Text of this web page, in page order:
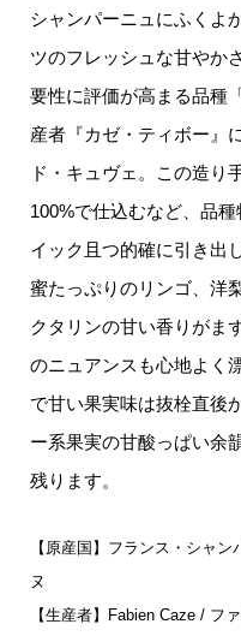
シャンパーニュにふくよ
ツのフレッシュな甘やか
要性に評価が高まる品種
産者『カゼ・ティボー』
ド・キュヴェ。この造り
100%で仕込むなど、品
イック且つ的確に引き出
蜜たっぷりのリンゴ、洋
クタリンの甘い香りがま
のニュアンスも心地よく
で甘い果実味は抜栓直後
ー系果実の甘酸っぱい余
残ります。
【原産国】フランス・シャ
ヌ
【生産者】Fabien Caze / フ